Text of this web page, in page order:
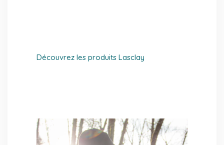
Découvrez les produits Lasclay